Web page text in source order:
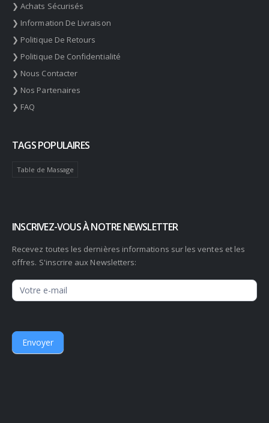
❯ Achats Sécurisés
❯ Information De Livraison
❯ Politique De Retours
❯ Politique De Confidentialité
❯ Nous Contacter
❯ Nos Partenaires
❯ FAQ
TAGS POPULAIRES
Table de Massage
INSCRIVEZ-VOUS À NOTRE NEWSLETTER
Recevez toutes les dernières informations sur les ventes et les
offres. S'inscrire aux Newsletters:
Newsletter
Envoyer